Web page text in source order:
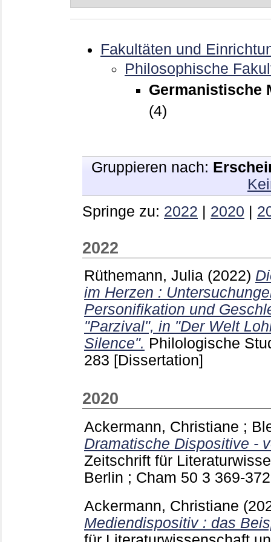
Fakultäten und
Philosophische
Germanistische
(4)
Gruppieren nach:
Springe zu: 2022 | 2020 |
2022
Rüthemann, Julia (2022)
im Herzen :
Personifikation und
"Parzival", in "Der Welt
Silence". Philologische
283 [Dissertation]
2020
Ackermann, Christiane ;
Dramatische Dispositive -
Zeitschrift für
Berlin ; Cham 50 3 369-
Ackermann, Christiane
Mediendispositiv : das